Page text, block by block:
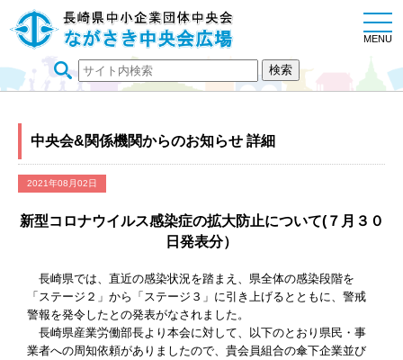
MENU
中央会&関係機関からのお知らせ 詳細
2021年08月02日
新型コロナウイルス感染症の拡大防止について(７月３０
日発表分）
長崎県では、直近の感染状況を踏まえ、県全体の感染段階を
「ステージ２」から「ステージ３」に引き上げるとともに、警戒
警報を発令したとの発表がなされました。
長崎県産業労働部長より本会に対して、以下のとおり県民・事
業者への周知依頼がありましたので、貴会員組合の傘下企業並び